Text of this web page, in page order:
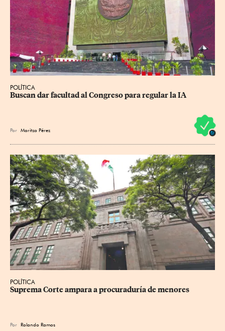
POLÍTICA
Buscan dar facultad al Congreso para regular la IA
Por Maritza Pérez
POLÍTICA
Suprema Corte ampara a procuraduría de menores
Por Rolando Ramos